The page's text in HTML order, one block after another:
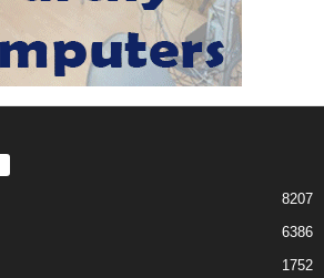
8207
6386
1752